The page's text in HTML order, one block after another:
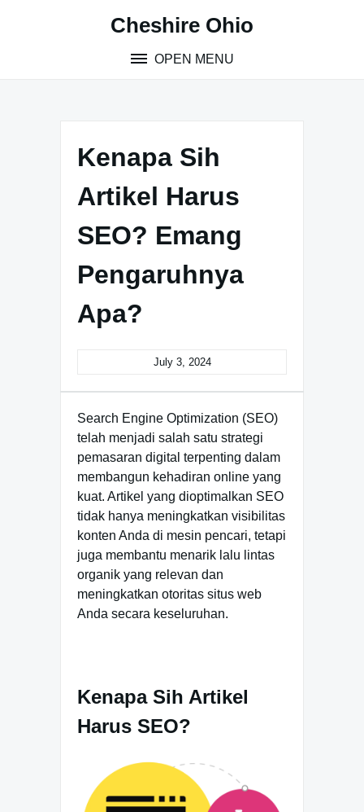
Cheshire Ohio
OPEN MENU
Kenapa Sih
Artikel Harus
SEO? Emang
Pengaruhnya
Apa?
July 3, 2024
Search Engine Optimization (SEO)
telah menjadi salah satu strategi
pemasaran digital terpenting dalam
membangun kehadiran online yang
kuat. Artikel yang dioptimalkan SEO
tidak hanya meningkatkan visibilitas
konten Anda di mesin pencari, tetapi
juga membantu menarik lalu lintas
organik yang relevan dan
meningkatkan otoritas situs web
Anda secara keseluruhan.
Kenapa Sih Artikel
Harus SEO?